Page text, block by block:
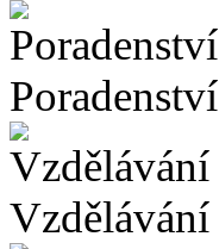
Poradenství
Vzdělávání